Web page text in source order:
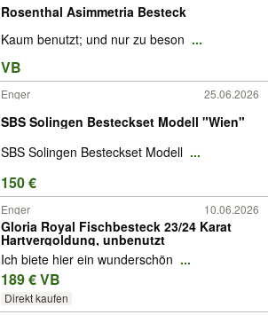
Rosenthal Asimmetria Besteck
Kaum benutzt; und nur zu beson ...
VB
Enger 25.06.2026
SBS Solingen Besteckset Modell "Wien"
SBS Solingen Besteckset Modell ...
150 €
Enger 10.06.2026
Gloria Royal Fischbesteck 23/24 Karat
Hartvergoldung, unbenutzt
Ich biete hier ein wunderschön ...
189 € VB
Direkt kaufen